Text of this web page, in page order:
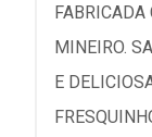
FABRICADA
MINEIRO.
E